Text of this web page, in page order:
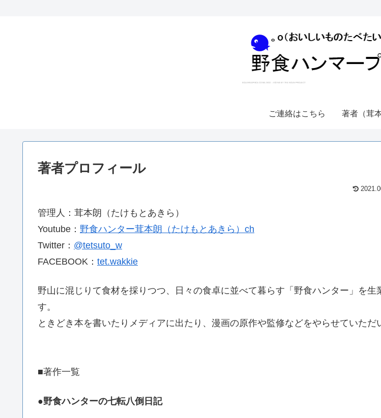
ご連絡はこちら 著者（茸
著者プロフィール
管理人：茸本朗（たけもとあきら）
Youtube： 野食ハンター茸本朗（たけもとあきら）ch
Twitter： @tetsuto_w
FACEBOOK： tet.wakkie
野山に混じりて食材を採りつつ、日々の食卓に並べて暮らす「野食ハンター」を生
す。
ときどき本を書いたりメディアに出たり、漫画の原作や監修などをやらせていただ
■著作一覧
●野食ハンターの七転八倒日記